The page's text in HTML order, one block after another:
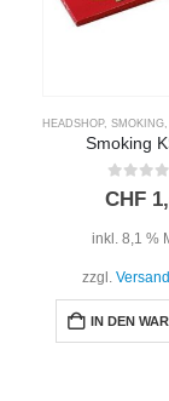
HEADSHOP, SMOKING
Smoking
0out of
CHF
inkl. 8,1 %
zzgl.
IN DEN